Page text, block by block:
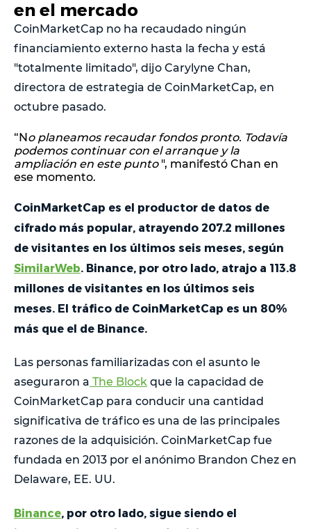
en el mercado
CoinMarketCap no ha recaudado ningún
financiamiento externo hasta la fecha y está
"totalmente limitado", dijo Carylyne Chan,
directora de estrategia de CoinMarketCap, en
octubre pasado.
“No planeamos recaudar fondos pronto. Todavía
podemos continuar con el arranque y la
ampliación en este punto", manifestó Chan en
ese momento.
CoinMarketCap es el productor de datos de
cifrado más popular, atrayendo 207.2 millones
de visitantes en los últimos seis meses, según
SimilarWeb. Binance, por otro lado, atrajo a 113.8
millones de visitantes en los últimos seis
meses. El tráfico de CoinMarketCap es un 80%
más que el de Binance.
Las personas familiarizadas con el asunto le
aseguraron a The Block que la capacidad de
CoinMarketCap para conducir una cantidad
significativa de tráfico es una de las principales
razones de la adquisición. CoinMarketCap fue
fundada en 2013 por el anónimo Brandon Chez en
Delaware, EE. UU.
Binance , por otro lado, sigue siendo el